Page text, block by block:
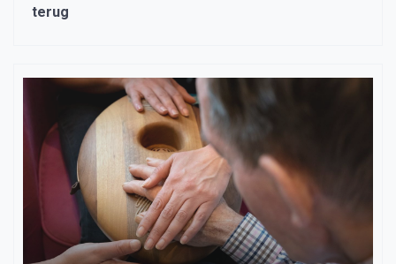
terug